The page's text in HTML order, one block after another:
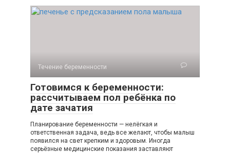
Течение беременности
Готовимся к беременности:
рассчитываем пол ребёнка по
дате зачатия
Планирование беременности — нелёгкая и
ответственная задача, ведь все желают, чтобы малыш
появился на свет крепким и здоровым. Иногда
серьёзные медицинские показания заставляют